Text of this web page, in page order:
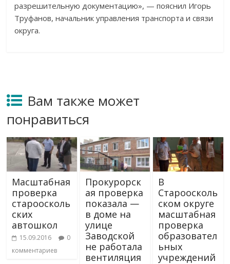
разрешительную документацию», — пояснил Игорь
Труфанов, начальник управления транспорта и связи
округа.
Вам также может
понравиться
Масштабная
проверка
староосколь
ских
автошкол
15.09.2016
0
комментариев
Прокурорск
ая проверка
показала —
в доме на
улице
Заводской
не работала
вентиляция
В
Староосколь
ском округе
масштабная
проверка
образовател
ьных
учреждений